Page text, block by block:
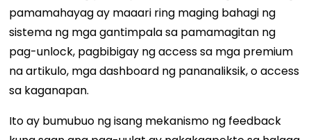
pamamahayag ay maaari ring maging bahagi ng
sistema ng mga gantimpala sa pamamagitan ng
pag-unlock, pagbibigay ng access sa mga premium
na artikulo, mga dashboard ng pananaliksik, o access
sa kaganapan.
Ito ay bumubuo ng isang mekanismo ng feedback